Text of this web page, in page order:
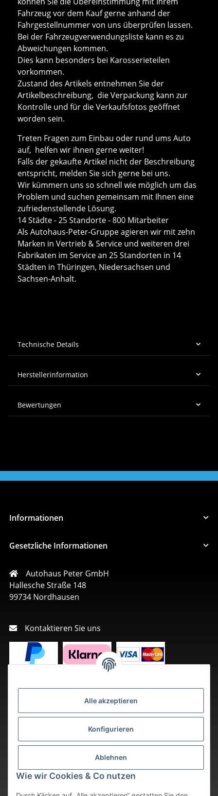
Alle akzeptieren
Konfigurieren
Ablehnen
Wie wir Cookies & Co nutzen
Fahrzeug vor dem Kauf gerne anhand der
Fahrgestellnummer von uns überprüfen lassen.
Bei der Fahrzeugverwendungsliste kann es zu
Abweichungen kommen.
Dies kann besonders bei Karosserieteilen
vorkommen.
Zustand des Artikels entnehmen Sie der
Artikelbeschreibung, die Verpackung kann zur
Kontrolle und für die Verkaufsfotos geöffnet
worden sein.
Treten Fragen zum Einbau oder rund ums Auto
auf, helfen wir ihnen gerne weiter!
Falls der gekaufte Artikel nicht der Beschreibung
entspricht, melden Sie sich gerne bei uns.
Wir kümmern uns so schnell wie möglich um das
Problem und suchen gemeinsam mit Ihnen eine
zufriedenstellende Lösung.
14 Städte - 25 Standorte - 800 Mitarbeiter
Als Autohaus-Peter-Gruppe agieren wir mit zehn
Marken in Vertrieb & Service und weiteren drei
Fabrikaten im Service an 25 Standorten in 14
Städten in Thüringen, Niedersachsen und
Sachsen-Anhalt.
Technische Details
Herstellerinformation
Bewertungen
Informationen
Gesetzliche Informationen
Autohaus Peter GmbH
Hallesche Straße 148
99734 Nordhausen
Kontaktieren Sie uns